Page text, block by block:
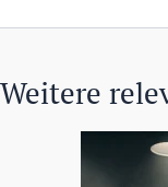
e
a
Weitere